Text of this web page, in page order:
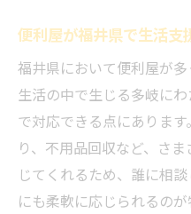
便利屋が福井県で生活支
福井県において便利屋が多
生活の中で生じる多岐に
で対応できる点にありま
り、不用品回収など、さ
じてくれるため、誰に相
にも柔軟に応じられるのが